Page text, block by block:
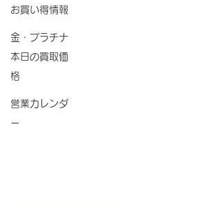
お買い得情報
金・プラチナ
本日の買取価
格
営業カレンダ
ー